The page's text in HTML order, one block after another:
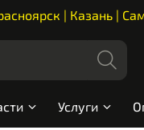
| Казань |
Услуги